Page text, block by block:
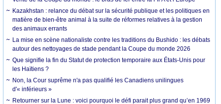
Kazakhstan : relance du débat sur la sécurité publique et les politiques en
matière de bien-être animal à la suite de réformes relatives à la gestion
des animaux errants
La mise en scène nationaliste contre les traditions du Bushido : les débats
autour des nettoyages de stade pendant la Coupe du monde 2026
Que signifie la fin du Statut de protection temporaire aux États-Unis pour
les Haïtiens ?
Non, la Cour suprême n'a pas qualifié les Canadiens unilingues
d'« inférieurs »
Retourner sur la Lune : voici pourquoi le défi parait plus grand qu’en 1969